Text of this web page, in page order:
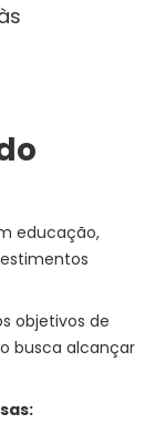
educação,
objetivos de
busca alcançar